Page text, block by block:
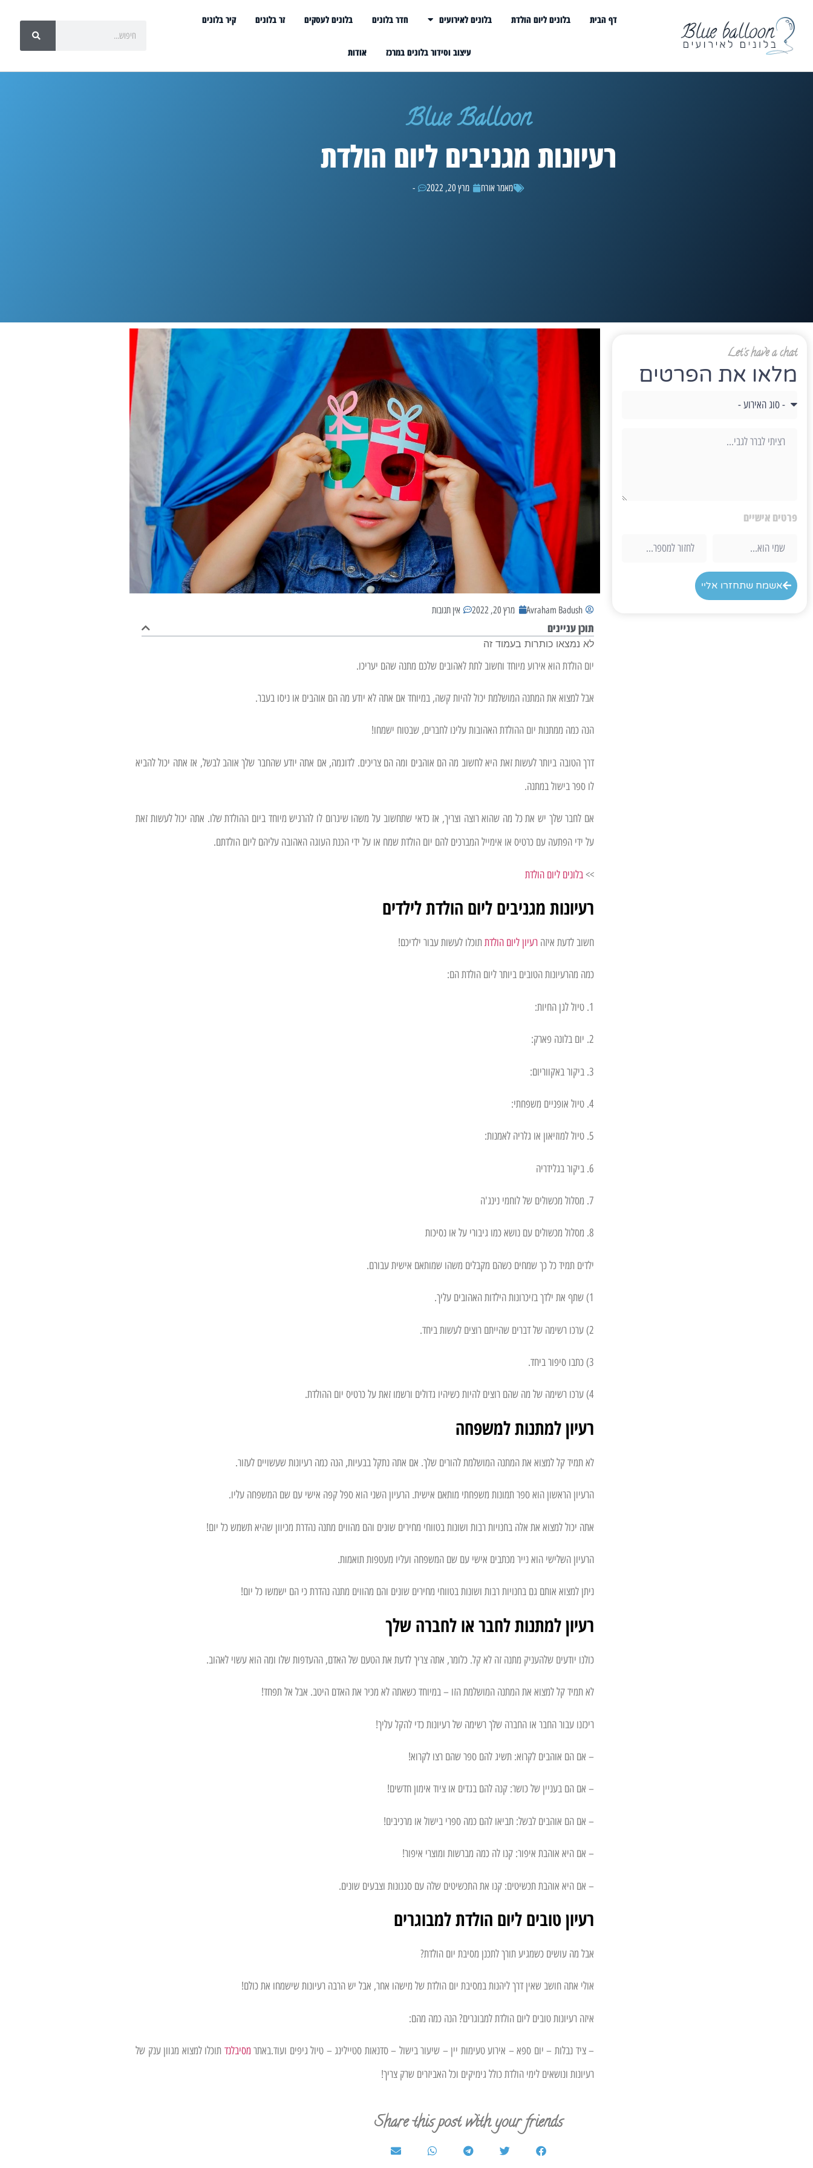
דף הבית בלונים ליום הולדת בלונים לאירועים חדר בלונים בלונים לעסקים זר בלונים קיר בלונים
עיצוב וסידור בלונים במרכז אודות
Blue Balloon
רעיונות מגניבים ליום הולדת
מאמר אורח מרץ 20, 2022 -
Let's have a chat
מלאו את הפרטים
פרטים אישיים
אשמח שתחזרו אליי
Avraham Badush מרץ 20, 2022 אין תגובות
תוכן עניינים
לא נמצאו כותרות בעמוד זה
יום הולדת הוא אירוע מיוחד וחשוב לתת לאהובים שלכם מתנה שהם יעריכו.
אבל למצוא את המתנה המושלמת יכול להיות קשה, במיוחד אם אתה לא יודע מה הם אוהבים או ניסו בעבר.
הנה כמה ממתנות יום ההולדת האהובות עלינו לחברים, שבטוח ישמחו!
דרך הטובה ביותר לעשות זאת היא לחשוב מה הם אוהבים ומה הם צריכים. לדוגמה, אם אתה יודע שהחבר שלך אוהב לבשל, אז אתה יכול להביא
לו ספר בישול במתנה.
אם לחבר שלך יש את כל מה שהוא רוצה וצריך, אז כדאי שתחשוב על משהו שיגרום לו להרגיש מיוחד ביום ההולדת שלו. אתה יכול לעשות זאת
על ידי הפתעה עם כרטיס או אימייל המברכים להם יום הולדת שמח או על ידי הכנת העוגה האהובה עליהם ליום הולדתם.
>>בלונים ליום הולדת
רעיונות מגניבים ליום הולדת לילדים
חשוב לדעת איזה רעיון ליום הולדת תוכלו לעשות עבור ילדיכם!
כמה מהרעיונות הטובים ביותר ליום הולדת הם:
1. טיול לגן החיות:
2. יום בלונה פארק:
3. ביקור באקווריום:
4. טיול אופניים משפחתי:
5. טיול למוזיאון או גלריה לאמנות:
6. ביקור בגלידריה
7. מסלול מכשולים של לוחמי נינג'ה
8. מסלול מכשולים עם נושא כמו גיבורי על או נסיכות
ילדים תמיד כל כך שמחים כשהם מקבלים משהו שמותאם אישית עבורם.
1) שתף את ילדך בזיכרונות הילדות האהובים עליך.
2) ערכו רשימה של דברים שהייתם רוצים לעשות ביחד.
3) כתבו סיפור ביחד.
4) ערכו רשימה של מה שהם רוצים להיות כשיהיו גדולים ורשמו זאת על כרטיס יום ההולדת.
רעיון למתנות למשפחה
לא תמיד קל למצוא את המתנה המושלמת להורים שלך. אם אתה נתקל בבעיות, הנה כמה רעיונות שעשויים לעזור.
הרעיון הראשון הוא ספר תמונות משפחתי מותאם אישית. הרעיון השני הוא ספל קפה אישי עם שם המשפחה עליו.
אתה יכול למצוא את אלה בחנויות רבות ושונות בטווחי מחירים שונים והם מהווים מתנה נהדרת מכיוון שהיא תשמש כל יום!
הרעיון השלישי הוא נייר מכתבים אישי עם שם המשפחה ועליו מעטפות תואמות.
ניתן למצוא אותם גם בחנויות רבות ושונות בטווחי מחירים שונים והם מהווים מתנה נהדרת כי הם ישמשו כל יום!
רעיון למתנות לחבר או לחברה שלך
כולנו יודעים שלהעניק מתנה זה לא קל. כלומר, אתה צריך לדעת את הטעם של האדם, ההעדפות שלו ומה הוא עשוי לאהוב.
לא תמיד קל למצוא את המתנה המושלמת הזו – במיוחד כשאתה לא מכיר את האדם היטב. אבל אל תפחד!
ריכזנו עבור החבר או החברה שלך רשימה של רעיונות כדי להקל עליך!
– אם הם אוהבים לקרוא: תשיג להם ספר שהם רצו לקרוא!
– אם הם בעניין של כושר: קנה להם בגדים או ציוד אימון חדשים!
– אם הם אוהבים לבשל: תביאו להם כמה ספרי בישול או מרכיבים!
– אם היא אוהבת איפור: קנו לה כמה מברשות ומוצרי איפור!
– אם היא אוהבת תכשיטים: קנו את התכשיטים שלה עם סגנונות וצבעים שונים.
רעיון טובים ליום הולדת למבוגרים
אבל מה עושים כשמגיע תורך לתכנן מסיבת יום הולדת?
אולי אתה חושב שאין דרך ליהנות במסיבת יום הולדת של מישהו אחר, אבל יש הרבה רעיונות שישמחו את כולם!
איזה רעיונות טובים ליום הולדת למבוגרים? הנה כמה מהם:
– ציד נבלות – יום ספא – אירוע טעימות יין – שיעור בישול – סדנאות סטיילינג – טיול גיפים ועוד.באתרמסיבלנד תוכלו למצוא מגוון ענק של
רעיונות ונושאים לימי הולדת כולל גימיקים וכל האביזרים שרק צריך!
Share this post with your friends